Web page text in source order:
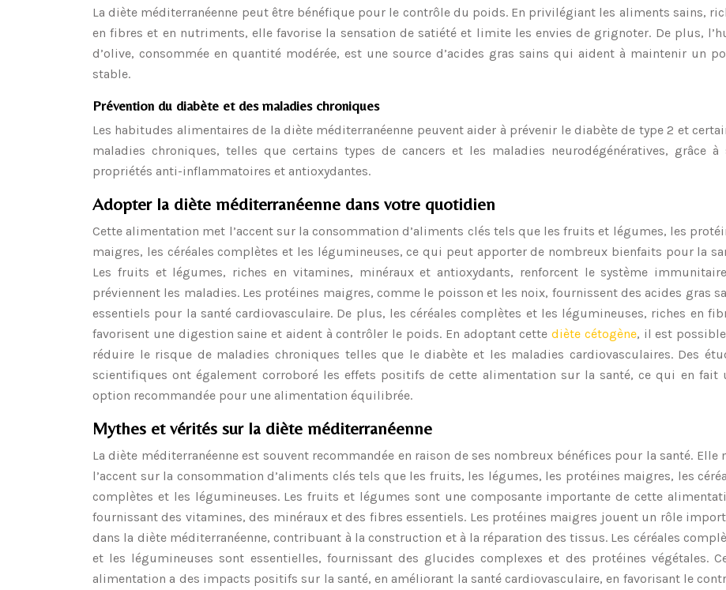
La diète méditerranéenne peut être bénéfique pour le contrôle du poids. En privilégiant les aliments sains,
en fibres et en nutriments, elle favorise la sensation de satiété et limite les envies de grignoter. De plus,
d’olive, consommée en quantité modérée, est une source d’acides gras sains qui aident à maintenir un
stable.
Prévention du diabète et des maladies chroniques
Les habitudes alimentaires de la diète méditerranéenne peuvent aider à prévenir le diabète de type 2 et
maladies chroniques, telles que certains types de cancers et les maladies neurodégénératives, grâce à
propriétés anti-inflammatoires et antioxydantes.
Adopter la diète méditerranéenne dans votre quotidien
Cette alimentation met l’accent sur la consommation d’aliments clés tels que les fruits et légumes, les
maigres, les céréales complètes et les légumineuses, ce qui peut apporter de nombreux bienfaits pour la
Les fruits et légumes, riches en vitamines, minéraux et antioxydants, renforcent le système
préviennent les maladies. Les protéines maigres, comme le poisson et les noix, fournissent des acides gras
essentiels pour la santé cardiovasculaire. De plus, les céréales complètes et les légumineuses, riches en
favorisent une digestion saine et aident à contrôler le poids. En adoptant cettediète cétogène, il est
réduire le risque de maladies chroniques telles que le diabète et les maladies cardiovasculaires. Des
scientifiques ont également corroboré les effets positifs de cette alimentation sur la santé, ce qui en fait
option recommandée pour une alimentation équilibrée.
Mythes et vérités sur la diète méditerranéenne
La diète méditerranéenne est souvent recommandée en raison de ses nombreux bénéfices pour la santé. Elle
l’accent sur la consommation d’aliments clés tels que les fruits, les légumes, les protéines maigres, les
complètes et les légumineuses. Les fruits et légumes sont une composante importante de cette
fournissant des vitamines, des minéraux et des fibres essentiels. Les protéines maigres jouent un rôle
dans la diète méditerranéenne, contribuant à la construction et à la réparation des tissus. Les céréales
et les légumineuses sont essentielles, fournissant des glucides complexes et des protéines végétales.
alimentation a des impacts positifs sur la santé, en améliorant la santé cardiovasculaire, en favorisant le